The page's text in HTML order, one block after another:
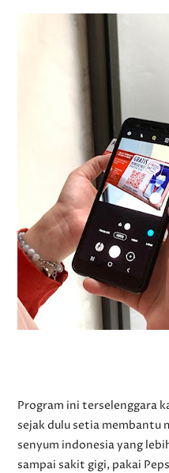
Program ini terselenggara
sejak dulu setia membantu
senyum indonesia yang
sampai sakit gigi, pakai